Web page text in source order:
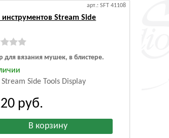
арт.: SFT 41108
Stream Side
для вязания мушек, в блистере.
Stream Side Tools Display
руб.